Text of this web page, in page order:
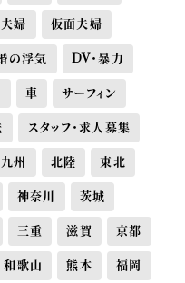
婦 仮面夫婦
の浮気 DV・暴力
車 サーフィン
スタッフ・求人募集
九州 北陸 東北
神奈川 茨城
三重 滋賀 京都
和歌山 熊本 福岡